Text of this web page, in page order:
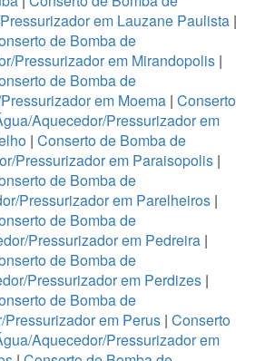
em Lauzane Paulista |
de Bomba de
Pressurizador em Mirandopolis|
de Bomba de
em Moema| Conserto
Aquecedor/Pressurizador em
| Conserto de Bomba de
Pressurizador em Paraisopolis |
de Bomba de
Pressurizador em Parelheiros|
de Bomba de
Pressurizador em Pedreira |
de Bomba de
Pressurizador em Perdizes |
de Bomba de
em Perus | Conserto
Aquecedor/Pressurizador em